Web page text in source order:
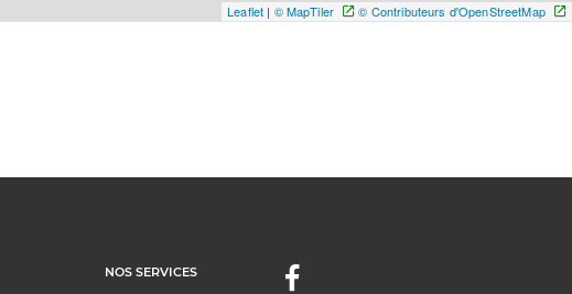
Leaflet | © MapTiler © Contributeurs d'OpenStreetMap
NOS SERVICES Facebook